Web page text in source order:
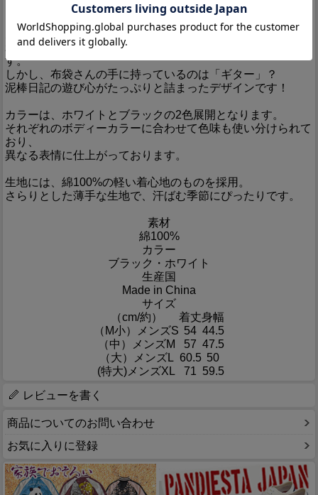
また、フロントの5本の孔雀の羽根を追いかけ、裾をめくる
と、そこにはおみくじの結果が記されています！
鬼、恵比寿、福禄寿、布袋、大黒天が並べられており、はず
れを示す鬼と、当たりを示す4つの神様が表現されていま
す。
しかし、布袋さんの手に持っているのは「ギター」？
泥棒日記の遊び心がたっぷりと詰まったデザインです！
カラーは、ホワイトとブラックの2色展開となります。
それぞれのボディーカラーに合わせて色味も使い分けられて
おり、
異なる表情に仕上がっております。
生地には、綿100%の軽い着心地のものを採用。
さらりとした薄手な生地で、汗ばむ季節にぴったりです。
素材
綿100%
カラー
ブラック・ホワイト
生産国
Made in China
サイズ
（cm/約）
着丈身幅
（M小）メンズS 54 44.5
（中）メンズM
57 47.5
（大）メンズL 60.5 50
(特大)メンズXL
71 59.5
レビューを書く
商品についてのお問い合わせ
お気に入りに登録